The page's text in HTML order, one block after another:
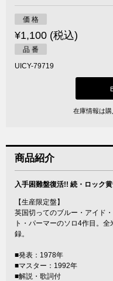
価 格
¥1,100 (税込)
品 番
UICY-79719
在庫情報は購
商品紹介
入手困難盤復活!! 続・ロック
【生産限定盤】
英国切ってのブルー・アイド
ト・パーマーのソロ4作目。
録。
■発表：1978年
■マスター：1992年
■解説・歌詞付